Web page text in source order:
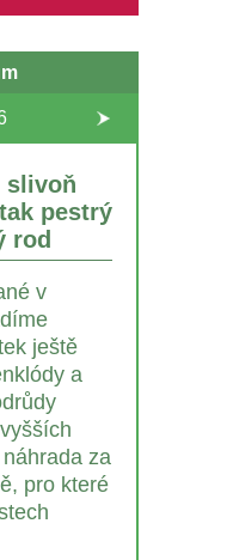
slivoň
pestrý
rod
v
ještě
a
za
pro které